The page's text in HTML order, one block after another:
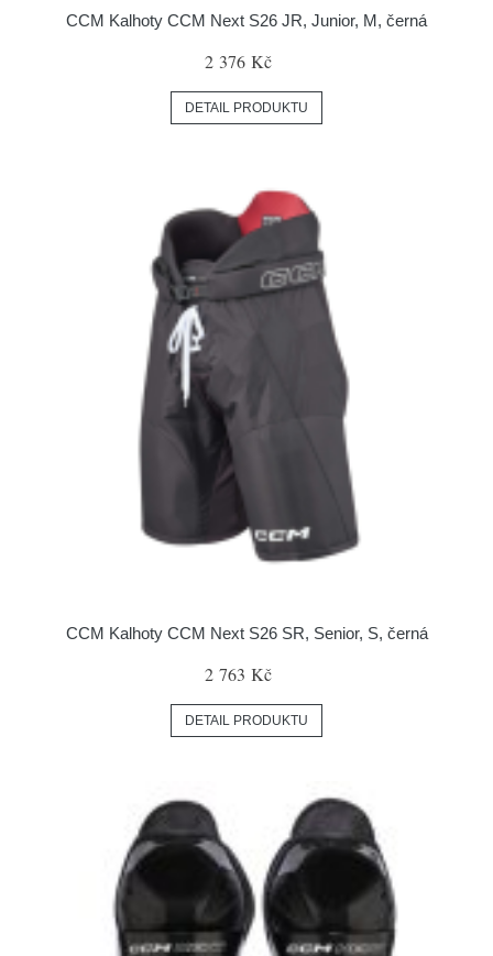
CCM Kalhoty CCM Next S26 JR, Junior, M, černá
2 376 Kč
DETAIL PRODUKTU
CCM Kalhoty CCM Next S26 SR, Senior, S, černá
2 763 Kč
DETAIL PRODUKTU